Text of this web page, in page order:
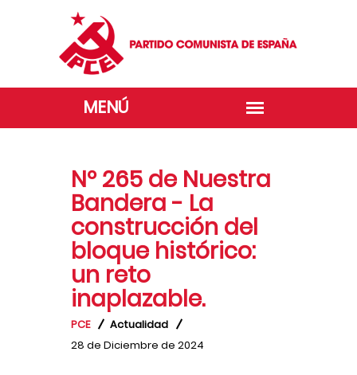
Nº 265 de Nuestra
Bandera - La
construcción del
bloque histórico:
un reto
inaplazable.
PCE
Actualidad
28 de Diciembre de 2024